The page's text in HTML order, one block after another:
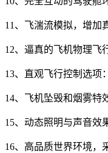
11、飞湍流模拟，增加
12、逼真的飞机物理飞
13、直观飞行控制选项
14、飞机坠毁和烟雾特
15、动态照明与声音效
16、高品质世界环境，